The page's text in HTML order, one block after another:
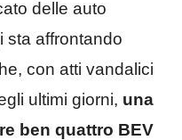
delle auto
sta affrontando
con atti vandalici
ultimi giorni, una
ben quattro BEV